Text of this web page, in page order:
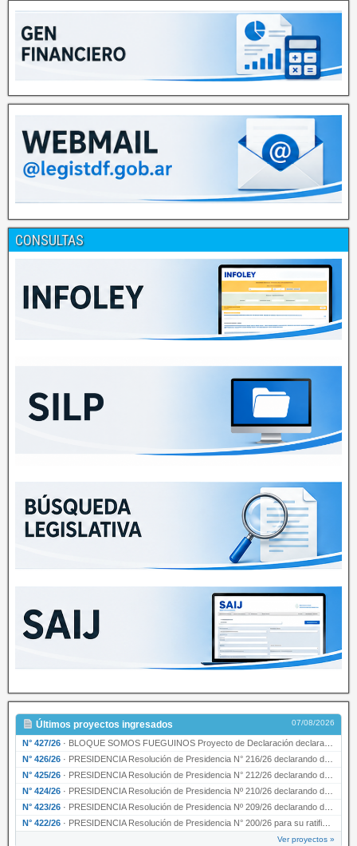
CONSULTAS
Últimos proyectos ingresados 07/08/2026
N° 427/26 · BLOQUE SOMOS FUEGUINOS Proyecto de Declaración declarando de interés provincial PRESIDENCI…
N° 426/26 · PRESIDENCIA Resolución de Presidencia N° 216/26 declarando de interés provincial la labor …
N° 425/26 · PRESIDENCIA Resolución de Presidencia N° 212/26 declarando de interés provincial el “50° A…
N° 424/26 · PRESIDENCIA Resolución de Presidencia Nº 210/26 declarando de interés provincial el proyec…
N° 423/26 · PRESIDENCIA Resolución de Presidencia Nº 209/26 declarando de interés provincial la presen…
N° 422/26 · PRESIDENCIA Resolución de Presidencia N° 200/26 para su ratificación.
Ver proyectos »